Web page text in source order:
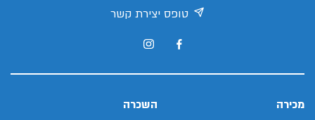
טופס יצירת קשר
מכירה השכרה